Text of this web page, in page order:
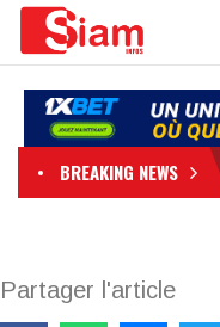
BREAKING NEWS
Partager l'article